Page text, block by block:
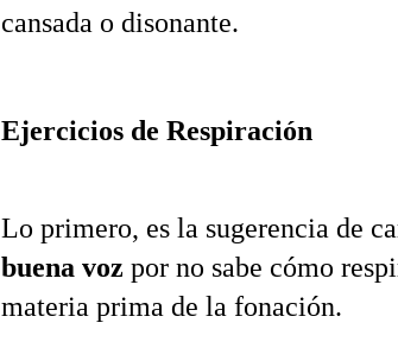
cansada o disonante.
Ejercicios de Respiración
buena voz por no sabe cómo
materia prima de la fonación.